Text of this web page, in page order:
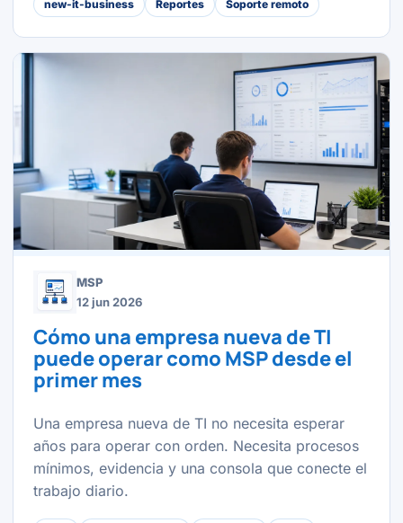
new-it-business Reportes Soporte remoto
MSP
12 jun 2026
Cómo una empresa nueva de TI
puede operar como MSP desde el
primer mes
Una empresa nueva de TI no necesita esperar
años para operar con orden. Necesita procesos
mínimos, evidencia y una consola que conecte el
trabajo diario.